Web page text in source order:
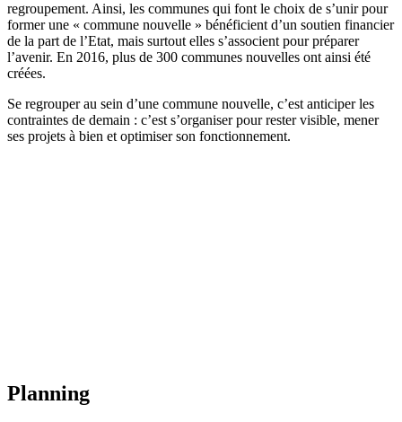
regroupement. Ainsi, les communes qui font le choix de s’unir pour
former une « commune nouvelle » bénéficient d’un soutien financier
de la part de l’Etat, mais surtout elles s’associent pour préparer
l’avenir. En 2016, plus de 300 communes nouvelles ont ainsi été
créées.
Se regrouper au sein d’une commune nouvelle, c’est anticiper les
contraintes de demain : c’est s’organiser pour rester visible, mener
ses projets à bien et optimiser son fonctionnement.
Planning